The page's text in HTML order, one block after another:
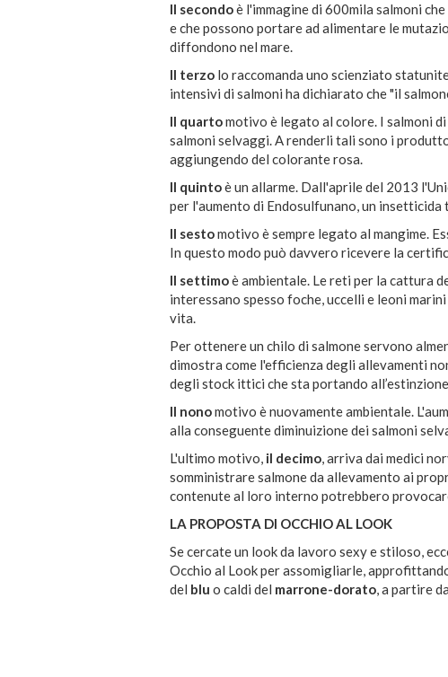
Il secondoè l'immagine di 600mila salmoni
e che possono portare ad alimentare le
diffondono nel mare.
Il terzo lo raccomanda uno scienziato
intensivi di salmoni ha dichiarato che "il
Il quartomotivo è legato al colore. I salmoni
salmoni selvaggi. A renderli tali sono i
aggiungendo del colorante rosa.
Il quintoè un allarme. Dall'aprile del 2013
per l'aumento di Endosulfunano, un
Il sestomotivo è sempre legato al mangime.
In questo modo può davvero ricevere la
Il settimoè ambientale. Le reti per la cattura
interessano spesso foche, uccelli e leoni
vita.
Per ottenere un chilo di salmone servono
dimostra come l'efficienza degli allevamenti
degli stock ittici che sta portando
Il nonomotivo è nuovamente ambientale.
alla conseguente diminuizione dei salmoni
L'ultimo motivo, il decimo, arriva dai medici
somministrare salmone da allevamento ai
contenute al loro interno potrebbero
LA PROPOSTA DI OCCHIO AL LOOK
Se cercate un look da lavoro sexy e stiloso,
Occhio al Look per assomigliarle,
del blu o caldi del marrone-dorato, a partire da